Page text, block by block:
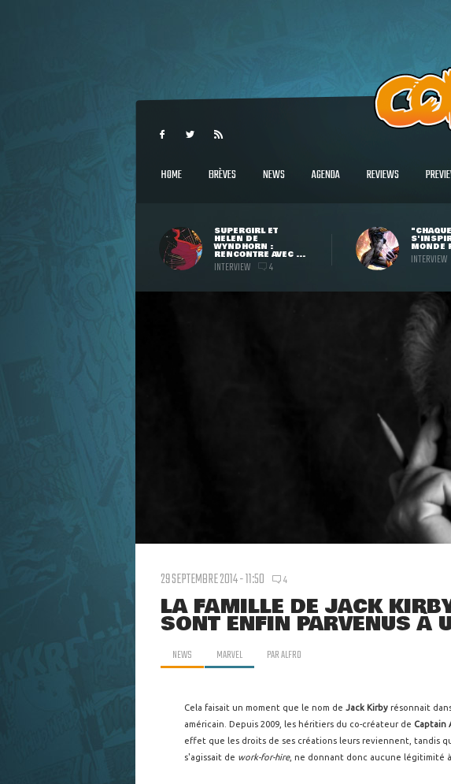
HOME BRÈVES NEWS AGENDA REVIEWS
SUPERGIRL ET
HELEN DE
WYNDHORN :
RENCONTRE AVEC ...
INTERVIEW 4
MONDE
INTERVIEW
29 SEPTEMBRE 2014 - 11:50 4
LA FAMILLE DE JACK
SONT ENFIN PARVENUS À
NEWS MARVEL PARALFRO
Cela faisait un moment que le nom de Jack Kirby résonnait
américain. Depuis 2009, les héritiers du co-créateur de Captain
effet que les droits de ses créations leurs reviennent, tandis
s'agissait de work-for-hire, ne donnant donc aucune légitimité